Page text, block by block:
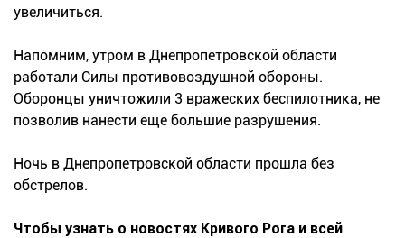
увеличиться.
Напомним, утром в Днепропетровской области
работали Силы противовоздушной обороны.
Оборонцы уничтожили 3 вражеских беспилотника, не
позволив нанести еще большие разрушения.
Ночь в Днепропетровской области прошла без
обстрелов.
Чтобы узнать о новостях Кривого Рога и всей